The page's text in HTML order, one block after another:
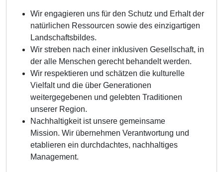
Wir engagieren uns für den Schutz und Erhalt der
natürlichen Ressourcen sowie des einzigartigen
Landschaftsbildes.
Wir streben nach einer inklusiven Gesellschaft, in
der alle Menschen gerecht behandelt werden.
Wir respektieren und schätzen die kulturelle
Vielfalt und die über Generationen
weitergegebenen und gelebten Traditionen
unserer Region.
Nachhaltigkeit ist unsere gemeinsame
Mission. Wir übernehmen Verantwortung und
etablieren ein durchdachtes, nachhaltiges
Management.